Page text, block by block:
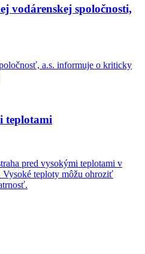
vodárenskej spoločnosti,
a.s. informuje o kriticky
teplotami
pred vysokými teplotami v
teploty môžu ohroziť